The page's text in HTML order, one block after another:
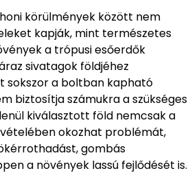
körülmények között nem
kapják, mint természetes
a trópusi esőerdők
sivatagok földjéhez
sokszor a boltban kapható
biztosítja számukra a szükséges
kiválasztott föld nemcsak a
okozhat problémát,
gombás
a növények lassú fejlődését is.